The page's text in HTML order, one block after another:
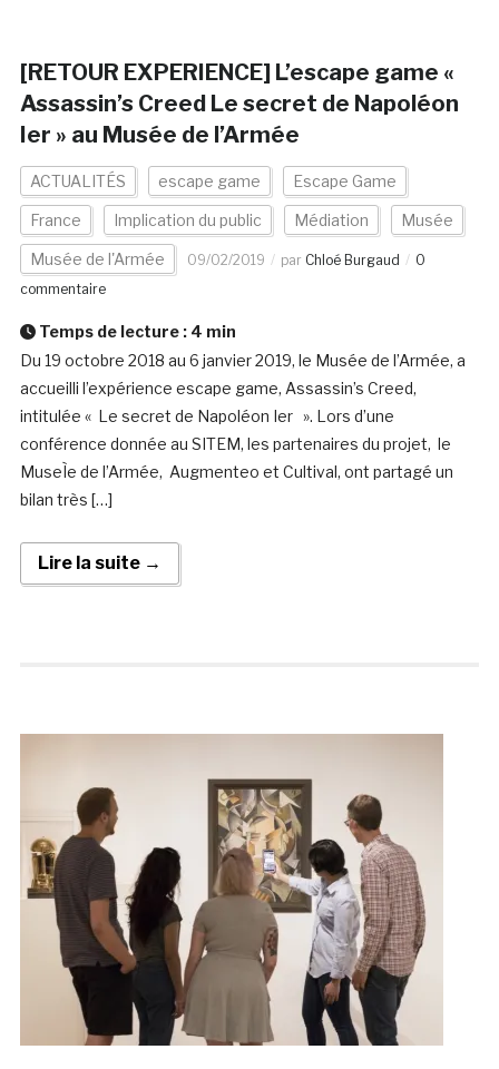
[RETOUR EXPERIENCE] L’escape game «
Assassin’s Creed Le secret de Napoléon
Ier » au Musée de l’Armée
ACTUALITÉS escape game Escape Game
France Implication du public Médiation Musée
Musée de l'Armée 09/02/2019 par Chloé Burgaud
0
commentaire
Temps de lecture : 4 min
Du 19 octobre 2018 au 6 janvier 2019, le Musée de l’Armée, a
accueilli l’expérience escape game, Assassin’s Creed,
intitulée « Le secret de Napoléon Ier ». Lors d’une
conférence donnée au SITEM, les partenaires du projet, le
MuseÌe de l’Armée, Augmenteo et Cultival, ont partagé un
bilan très […]
Lire la suite →